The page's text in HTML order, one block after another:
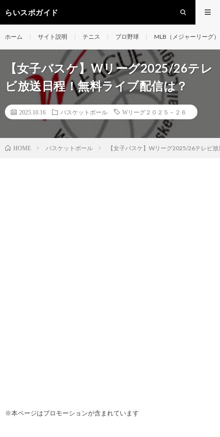
らいスポガイド
ホーム サイト説明 テニス プロ野球 MLB（メジャーリーグ）
【女子バスケ】Wリーグ2025/26テレ
ビ放送日程！無料ライブ配信は？
2025.10.16 バスケットボール Wリーグ２０２５－２６
HOME バスケットボール 【女子バスケ】Wリーグ2025/26テレビ
※本ページはプロモーションが含まれています